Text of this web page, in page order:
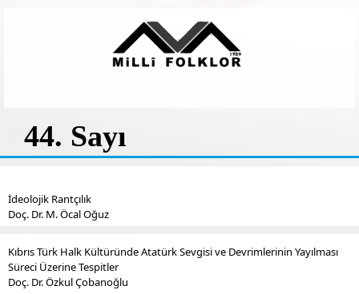
44. Sayı
İdeolojik Rantçılık
Doç. Dr. M. Öcal Oğuz
Kıbrıs Türk Halk Kültüründe Atatürk Sevgisi ve Devrimlerinin Yayılması
Süreci Üzerine Tespitler
Doç. Dr. Özkul Çobanoğlu